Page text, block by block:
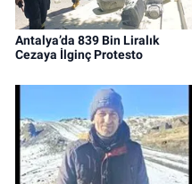
Antalya’da 839 Bin Liralık
Cezaya İlginç Protesto